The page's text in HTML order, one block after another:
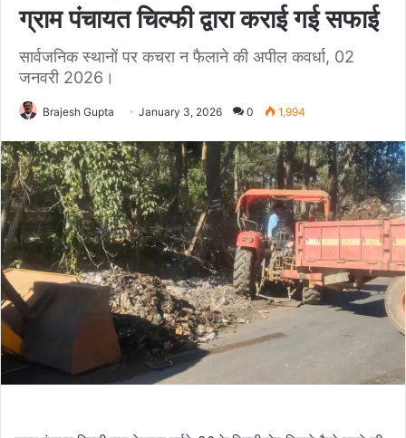
ग्राम पंचायत चिल्फी द्वारा कराई गई सफाई
सार्वजनिक स्थानों पर कचरा न फैलाने की अपील कवर्धा, 02
जनवरी 2026।
Brajesh Gupta January 3, 2026 0 1,994